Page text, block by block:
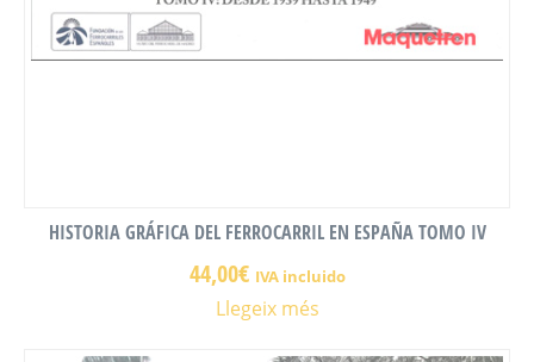
HISTORIA GRÁFICA DEL FERROCARRIL EN ESPAÑA TOMO IV
44,00€ IVA incluido
Llegeix més